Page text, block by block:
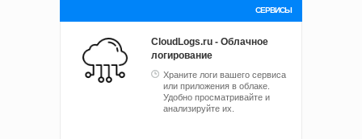
СЕРВИСЫ
CloudLogs.ru - Облачное
логирование
Храните логи вашего сервиса
или приложения в облаке.
Удобно просматривайте и
анализируйте их.